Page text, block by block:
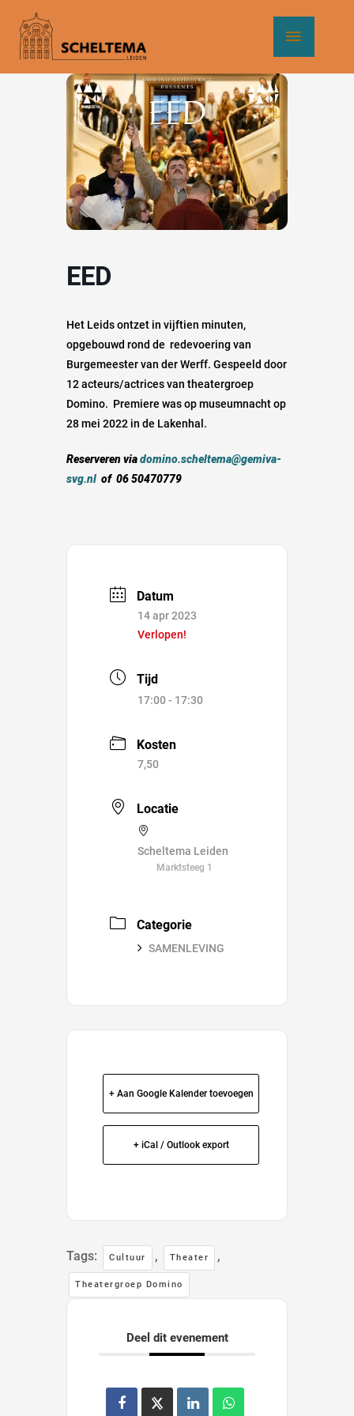
naar
inhoud
EED
Het Leids ontzet in vijftien minuten,
opgebouwd rond de redevoering van
Burgemeester van der Werff. Gespeeld door
12 acteurs/actrices van theatergroep
Domino. Premiere was op museumnacht op
28 mei 2022 in de Lakenhal.
Reserveren viadomino.scheltema@gemiva-
svg.nl of 06 50470779
Datum
14 apr 2023
Verlopen!
Tijd
17:00 - 17:30
Kosten
7,50
Locatie
Scheltema Leiden
Marktsteeg 1
Categorie
SAMENLEVING
+ Aan Google Kalender toevoegen
+ iCal / Outlook export
Tags: Cultuur , Theater ,
Theatergroep Domino
Deel dit evenement